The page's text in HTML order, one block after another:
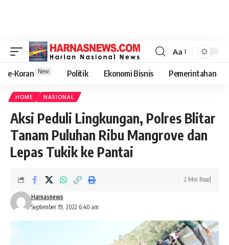
Aa
e-Koran New Politik Ekonomi Bisnis Pemerintahan
HOME NASIONAL
Aksi Peduli Lingkungan, Polres Blitar
Tanam Puluhan Ribu Mangrove dan
Lepas Tukik ke Pantai
September 19, 2022 6:40 am
Harnasnews
2 Min Read